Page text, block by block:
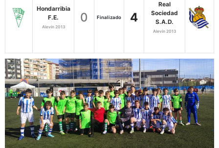
Hondarribia
F.E.
Alevín 2013
0 Finalizado 4
Real
Sociedad
S.A.D.
Alevín 2013